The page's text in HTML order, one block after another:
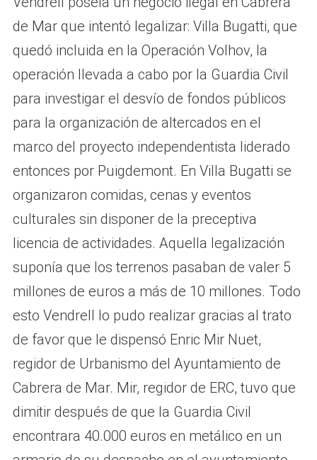
de Mar que intentó legalizar: Villa Bugatti, que
quedó incluida en la Operación Volhov, la
operación llevada a cabo por la Guardia Civil
para investigar el desvío de fondos públicos
para la organización de altercados en el
marco del proyecto independentista liderado
entonces por Puigdemont. En Villa Bugatti se
organizaron comidas, cenas y eventos
culturales sin disponer de la preceptiva
licencia de actividades. Aquella legalización
suponía que los terrenos pasaban de valer 5
millones de euros a más de 10 millones. Todo
esto Vendrell lo pudo realizar gracias al trato
de favor que le dispensó Enric Mir Nuet,
regidor de Urbanismo del Ayuntamiento de
Cabrera de Mar. Mir, regidor de ERC, tuvo que
dimitir después de que la Guardia Civil
encontrara 40.000 euros en metálico en un